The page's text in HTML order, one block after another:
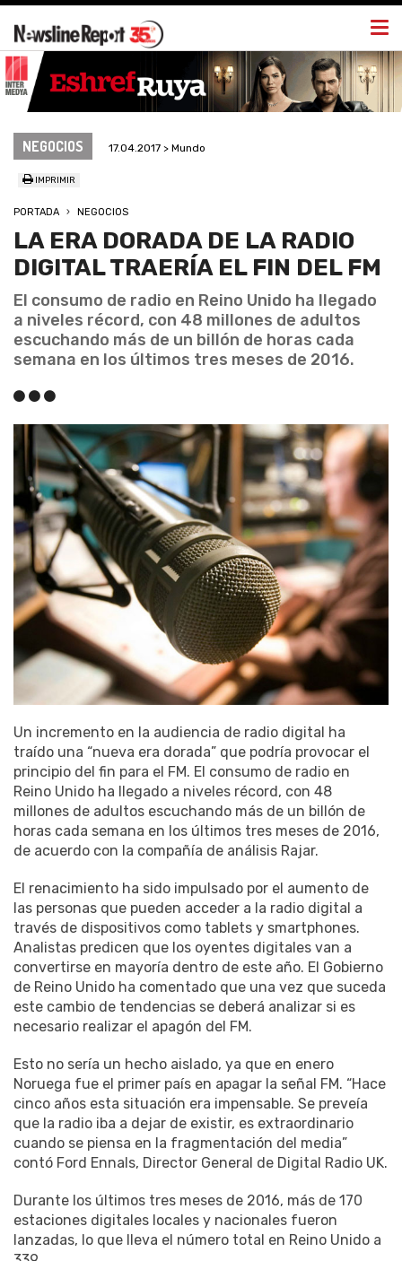
NEGOCIOS 17.04.2017 > Mundo
IMPRIMIR
PORTADA NEGOCIOS
LA ERA DORADA DE LA RADIO
DIGITAL TRAERÍA EL FIN DEL FM
El consumo de radio en Reino Unido ha llegado
a niveles récord, con 48 millones de adultos
escuchando más de un billón de horas cada
semana en los últimos tres meses de 2016.
Un incremento en la audiencia de radio digital ha
traído una “nueva era dorada” que podría provocar el
principio del fin para el FM. El consumo de radio en
Reino Unido ha llegado a niveles récord, con 48
millones de adultos escuchando más de un billón de
horas cada semana en los últimos tres meses de 2016,
de acuerdo con la compañía de análisis Rajar.
El renacimiento ha sido impulsado por el aumento de
las personas que pueden acceder a la radio digital a
través de dispositivos como tablets y smartphones.
Analistas predicen que los oyentes digitales van a
convertirse en mayoría dentro de este año. El Gobierno
de Reino Unido ha comentado que una vez que suceda
este cambio de tendencias se deberá analizar si es
necesario realizar el apagón del FM.
Esto no sería un hecho aislado, ya que en enero
Noruega fue el primer país en apagar la señal FM. “Hace
cinco años esta situación era impensable. Se preveía
que la radio iba a dejar de existir, es extraordinario
cuando se piensa en la fragmentación del media”
contó Ford Ennals, Director General de Digital Radio UK.
Durante los últimos tres meses de 2016, más de 170
estaciones digitales locales y nacionales fueron
lanzadas, lo que lleva el número total en Reino Unido a